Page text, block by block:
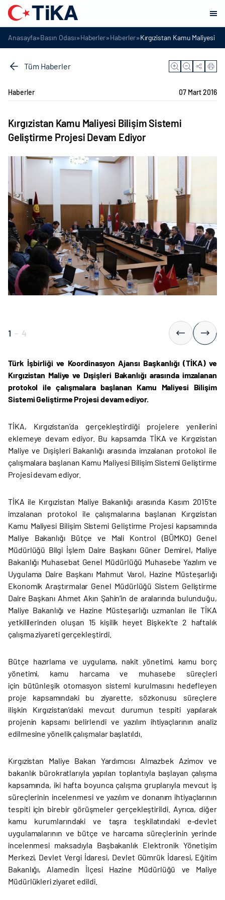
Anasayfa»Basın Odası»Haberler»Haberler»Kırgızistan Kamu Maliyesi
Tüm Haberler
Haberler 07 Mart 2016
Kırgızistan Kamu Maliyesi Bilişim Sistemi
Geliştirme Projesi Devam Ediyor
1 - 4
Türk İşbirliği ve Koordinasyon Ajansı Başkanlığı (TİKA) ve
Kırgızistan Maliye ve Dışişleri Bakanlığı arasında imzalanan
protokol ile çalışmalara başlanan Kamu Maliyesi Bilişim
Sistemi Geliştirme Projesi devam ediyor.
TİKA, Kırgızistan’da gerçekleştirdiği projelere yenilerini
eklemeye devam ediyor. Bu kapsamda TİKA ve Kırgızistan
Maliye ve Dışişleri Bakanlığı arasında imzalanan protokol ile
çalışmalara başlanan Kamu Maliyesi Bilişim Sistemi Geliştirme
Projesi devam ediyor.
TİKA ile Kırgızistan Maliye Bakanlığı arasında Kasım 2015’te
imzalanan protokol ile çalışmalarına başlanan Kırgızistan
Kamu Maliyesi Bilişim Sistemi Geliştirme Projesi kapsamında
Maliye Bakanlığı Bütçe ve Mali Kontrol (BÜMKO) Genel
Müdürlüğü Bilgi İşlem Daire Başkanı Güner Demirel, Maliye
Bakanlığı Muhasebat Genel Müdürlüğü Muhasebe Yazılım ve
Uygulama Daire Başkanı Mahmut Varol, Hazine Müsteşarlığı
Ekonomik Araştırmalar Genel Müdürlüğü Sistem Geliştirme
Daire Başkanı Ahmet Akın Şahin’in de aralarında bulunduğu,
Maliye Bakanlığı ve Hazine Müsteşarlığı uzmanları ile TİKA
yetkililerinden oluşan 15 kişilik heyet Bişkek’te 2 haftalık
çalışma ziyareti gerçekleştirdi.
Bütçe hazırlama ve uygulama, nakit yönetimi, kamu borç
yönetimi, kamu harcama ve muhasebe süreçleri
için bütünleşik otomasyon sistemi kurulmasını hedefleyen
proje kapsamındaki bu ziyarette, sözkonusu süreçlere
ilişkin Kırgızistan’daki mevcut durumun tespiti yapılarak
projenin kapsamı belirlendi ve yazılım ihtiyaçlarının analiz
edilmesine yönelik çalışmalar başlatıldı.
Kırgızistan Maliye Bakan Yardımcısı Almazbek Azimov ve
bakanlık bürokratlarıyla yapılan toplantıyla başlayan çalışma
kapsamında, iki hafta boyunca çalışma gruplarıyla mevcut iş
süreçlerinin incelenmesi ve yazılım ve donanım ihtiyaçlarının
tespiti için birebir görüşmeler gerçekleştirildi. Ayrıca, diğer
kamu kurumlarındaki ve taşra teşkilatındaki e-devlet
uygulamalarının ve bütçe ve harcama süreçlerinin yerinde
incelenmesi maksadıyla Başbakanlık Elektronik Yönetişim
Merkezi, Devlet Vergi İdaresi, Devlet Gümrük İdaresi, Eğitim
Bakanlığı, Alamedin İlçesi Hazine Müdürlüğü ve Maliye
Müdürlükleri ziyaret edildi.